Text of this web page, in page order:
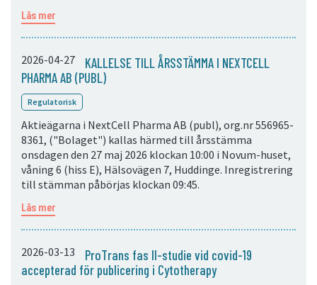
Läs mer
2026-04-27
KALLELSE TILL ÅRSSTÄMMA I NEXTCELL
PHARMA AB (PUBL)
Regulatorisk
Aktieägarna i NextCell Pharma AB (publ), org.nr 556965-
8361, ("Bolaget") kallas härmed till årsstämma
onsdagen den 27 maj 2026 klockan 10:00 i Novum-huset,
våning 6 (hiss E), Hälsovägen 7, Huddinge. Inregistrering
till stämman påbörjas klockan 09:45.
Läs mer
2026-03-13
ProTrans fas II-studie vid covid-19
accepterad för publicering i Cytotherapy